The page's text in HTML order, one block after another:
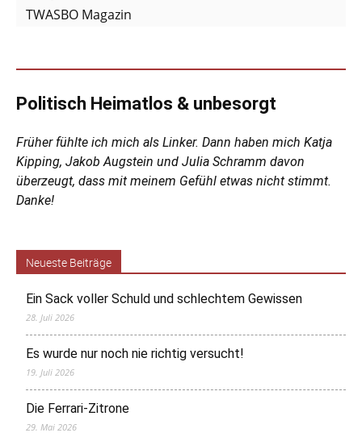
TWASBO Magazin
Politisch Heimatlos & unbesorgt
Früher fühlte ich mich als Linker. Dann haben mich Katja
Kipping, Jakob Augstein und Julia Schramm davon
überzeugt, dass mit meinem Gefühl etwas nicht stimmt.
Danke!
Neueste Beiträge
Ein Sack voller Schuld und schlechtem Gewissen
28. Juli 2026
Es wurde nur noch nie richtig versucht!
19. Juli 2026
Die Ferrari-Zitrone
29. Mai 2026